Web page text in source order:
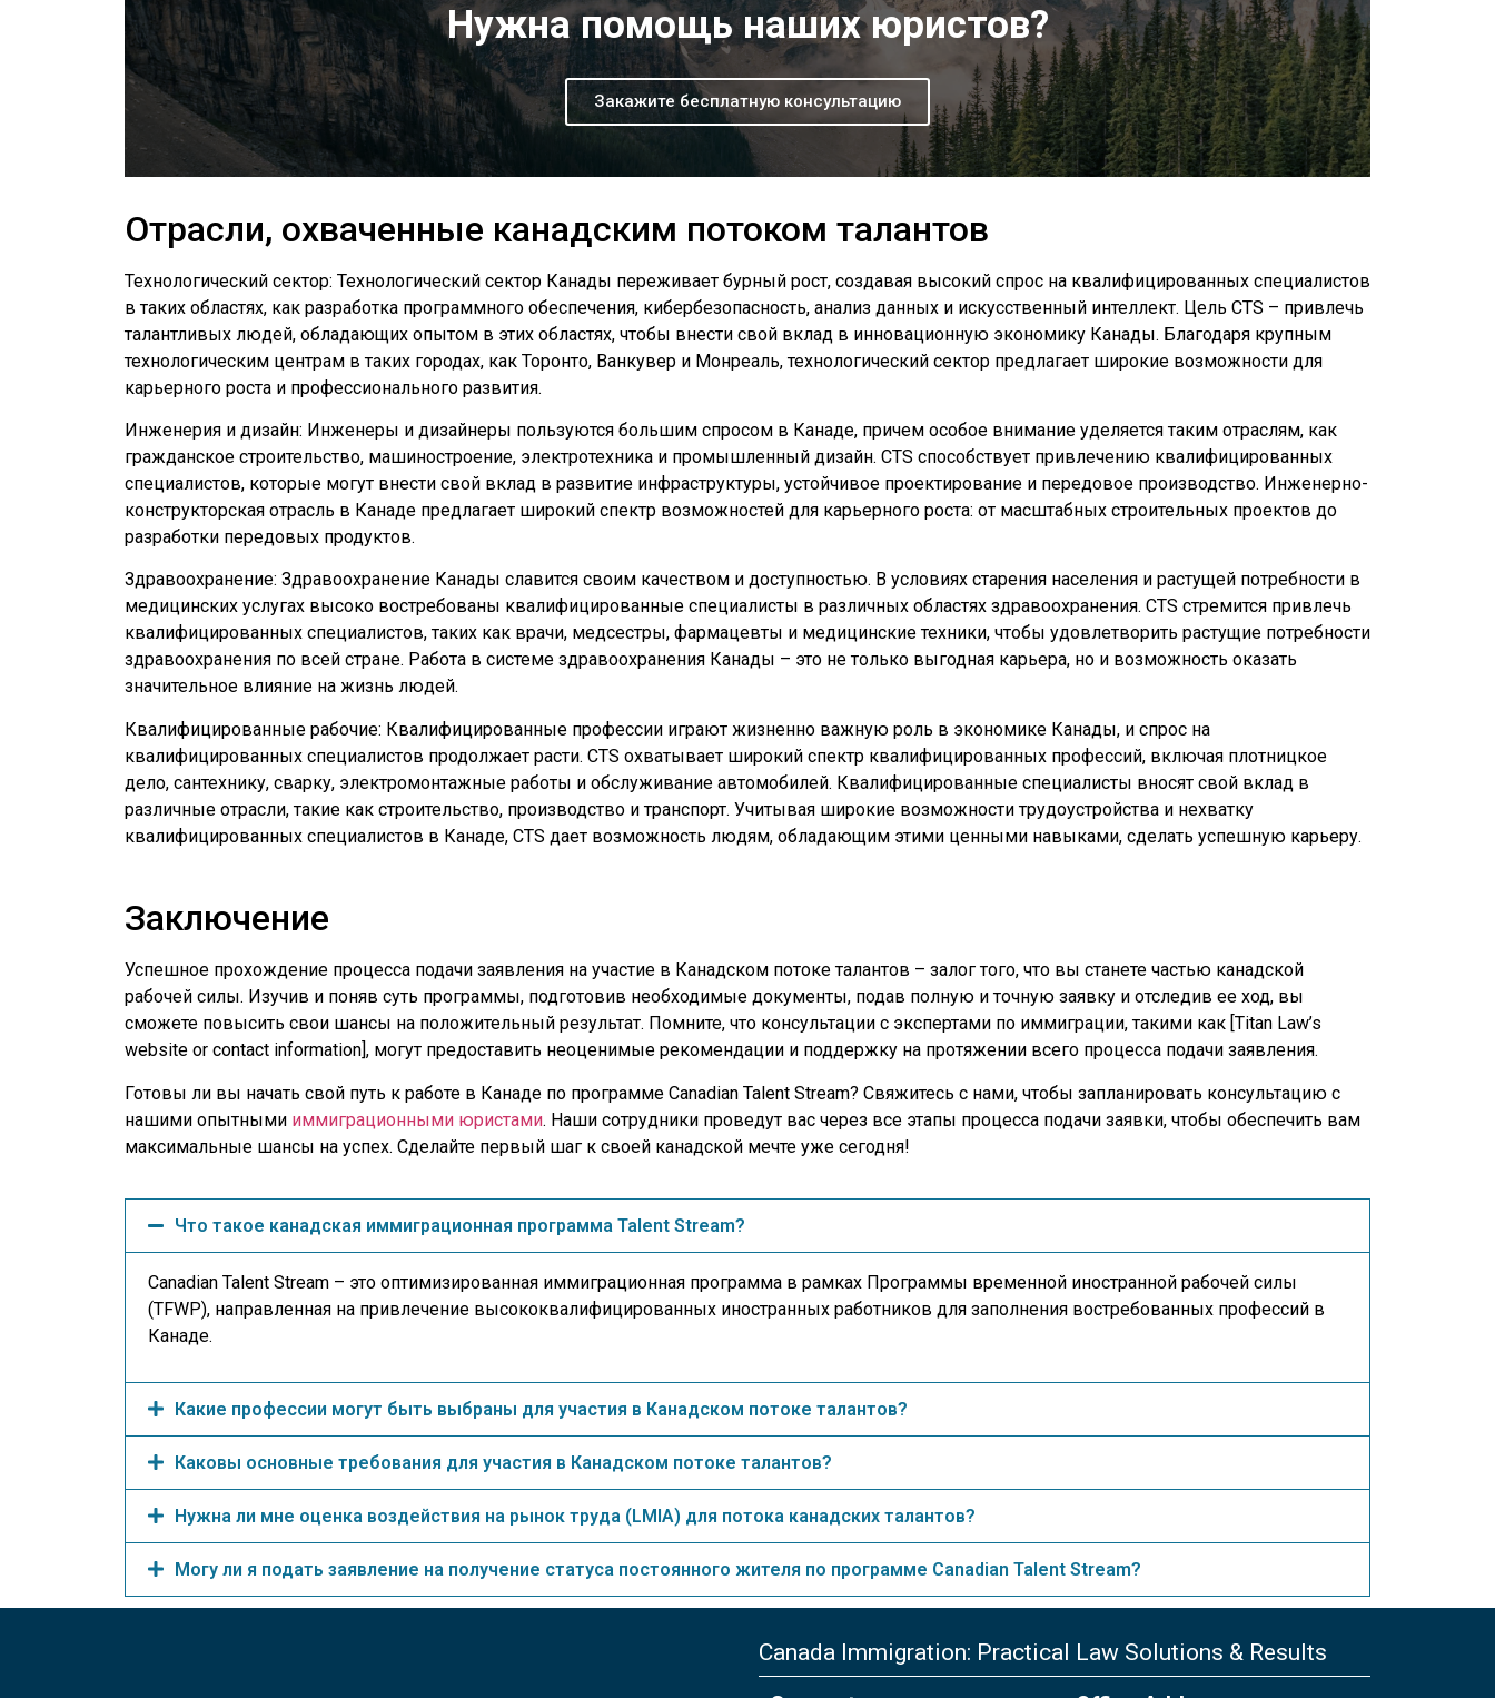
Нужна помощь наших юристов?
Закажите бесплатную консультацию
Отрасли, охваченные канадским потоком талантов
Технологический сектор: Технологический сектор Канады переживает бурный рост, создавая высокий спрос на квалифицированных специалистов
в таких областях, как разработка программного обеспечения, кибербезопасность, анализ данных и искусственный интеллект. Цель CTS – привлечь
талантливых людей, обладающих опытом в этих областях, чтобы внести свой вклад в инновационную экономику Канады. Благодаря крупным
технологическим центрам в таких городах, как Торонто, Ванкувер и Монреаль, технологический сектор предлагает широкие возможности для
карьерного роста и профессионального развития.
Инженерия и дизайн: Инженеры и дизайнеры пользуются большим спросом в Канаде, причем особое внимание уделяется таким отраслям, как
гражданское строительство, машиностроение, электротехника и промышленный дизайн. CTS способствует привлечению квалифицированных
специалистов, которые могут внести свой вклад в развитие инфраструктуры, устойчивое проектирование и передовое производство. Инженерно-
конструкторская отрасль в Канаде предлагает широкий спектр возможностей для карьерного роста: от масштабных строительных проектов до
разработки передовых продуктов.
Здравоохранение: Здравоохранение Канады славится своим качеством и доступностью. В условиях старения населения и растущей потребности в
медицинских услугах высоко востребованы квалифицированные специалисты в различных областях здравоохранения. CTS стремится привлечь
квалифицированных специалистов, таких как врачи, медсестры, фармацевты и медицинские техники, чтобы удовлетворить растущие потребности
здравоохранения по всей стране. Работа в системе здравоохранения Канады – это не только выгодная карьера, но и возможность оказать
значительное влияние на жизнь людей.
Квалифицированные рабочие: Квалифицированные профессии играют жизненно важную роль в экономике Канады, и спрос на
квалифицированных специалистов продолжает расти. CTS охватывает широкий спектр квалифицированных профессий, включая плотницкое
дело, сантехнику, сварку, электромонтажные работы и обслуживание автомобилей. Квалифицированные специалисты вносят свой вклад в
различные отрасли, такие как строительство, производство и транспорт. Учитывая широкие возможности трудоустройства и нехватку
квалифицированных специалистов в Канаде, CTS дает возможность людям, обладающим этими ценными навыками, сделать успешную карьеру.
Заключение
Успешное прохождение процесса подачи заявления на участие в Канадском потоке талантов – залог того, что вы станете частью канадской
рабочей силы. Изучив и поняв суть программы, подготовив необходимые документы, подав полную и точную заявку и отследив ее ход, вы
сможете повысить свои шансы на положительный результат. Помните, что консультации с экспертами по иммиграции, такими как [Titan Law’s
website or contact information], могут предоставить неоценимые рекомендации и поддержку на протяжении всего процесса подачи заявления.
Готовы ли вы начать свой путь к работе в Канаде по программе Canadian Talent Stream? Свяжитесь с нами, чтобы запланировать консультацию с
нашими опытными иммиграционными юристами. Наши сотрудники проведут вас через все этапы процесса подачи заявки, чтобы обеспечить вам
максимальные шансы на успех. Сделайте первый шаг к своей канадской мечте уже сегодня!
Что такое канадская иммиграционная программа Talent Stream?
Canadian Talent Stream – это оптимизированная иммиграционная программа в рамках Программы временной иностранной рабочей силы
(TFWP), направленная на привлечение высококвалифицированных иностранных работников для заполнения востребованных профессий в
Канаде.
Какие профессии могут быть выбраны для участия в Канадском потоке талантов?
Каковы основные требования для участия в Канадском потоке талантов?
Нужна ли мне оценка воздействия на рынок труда (LMIA) для потока канадских талантов?
Могу ли я подать заявление на получение статуса постоянного жителя по программе Canadian Talent Stream?
Canada Immigration: Practical Law Solutions & Results